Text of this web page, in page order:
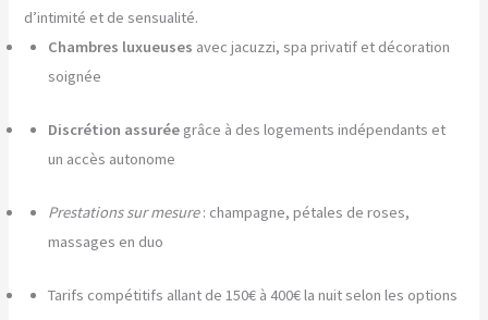
d’intimité et de sensualité.
Chambres luxueuses avec jacuzzi, spa privatif et décoration
soignée
Discrétion assurée grâce à des logements indépendants et
un accès autonome
Prestations sur mesure: champagne, pétales de roses,
massages en duo
Tarifs compétitifs allant de 150€ à 400€ la nuit selon les options